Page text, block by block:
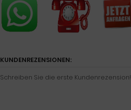
KUNDENREZENSIONEN:
Schreiben Sie die erste Kundenrezension!